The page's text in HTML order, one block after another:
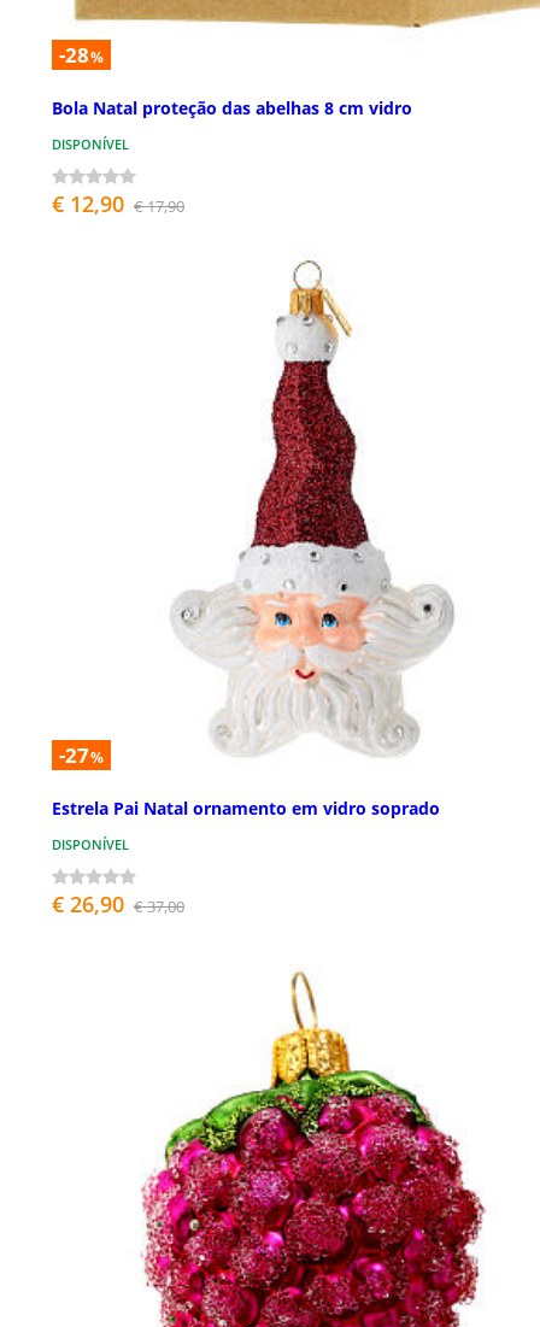
-28%
Bola Natal proteção das abelhas 8 cm vidro
DISPONÍVEL
€ 12,90 € 17,90
-27%
Estrela Pai Natal ornamento em vidro soprado
DISPONÍVEL
€ 26,90 € 37,00